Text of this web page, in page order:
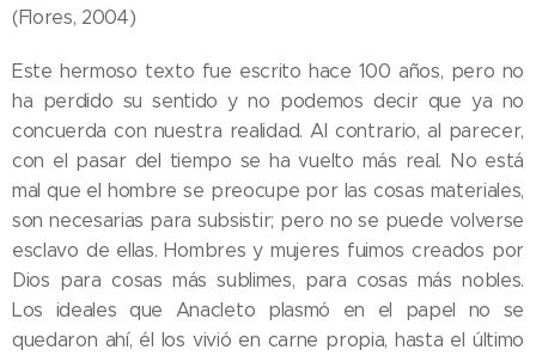
(Flores, 2004)
Este hermoso texto fue escrito hace 100 años, pero no
ha perdido su sentido y no podemos decir que ya no
concuerda con nuestra realidad. Al contrario, al parecer,
con el pasar del tiempo se ha vuelto más real. No está
mal que el hombre se preocupe por las cosas materiales,
son necesarias para subsistir; pero no se puede volverse
esclavo de ellas. Hombres y mujeres fuimos creados por
Dios para cosas más sublimes, para cosas más nobles.
Los ideales que Anacleto plasmó en el papel no se
quedaron ahí, él los vivió en carne propia, hasta el último